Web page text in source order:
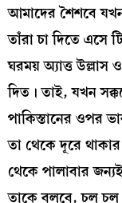
আমাদের শৈশবে
তাঁরা চা দিতে এসে
ঘরময় অ্যাত্ত
দিত। তাই, যখন
পাকিস্তানের ওপর
তা থেকে দূরে
থেকে পালাবার
তাকে বলবে, চল চল